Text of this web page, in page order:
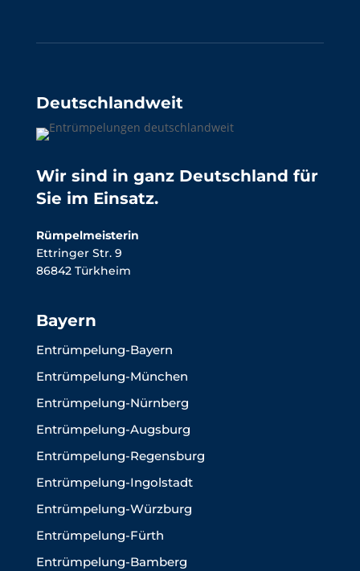
Deutschlandweit
Wir sind in ganz Deutschland für
Sie im Einsatz.
Rümpelmeisterin
Ettringer Str. 9
86842 Türkheim
Bayern
Entrümpelung-Bayern
Entrümpelung-München
Entrümpelung-Nürnberg
Entrümpelung-Augsburg
Entrümpelung-Regensburg
Entrümpelung-Ingolstadt
Entrümpelung-Würzburg
Entrümpelung-Fürth
Entrümpelung-Bamberg